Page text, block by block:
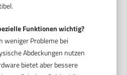
Funktionen wichtig?
weniger Probleme bei
Abdeckungen nutzen
bietet aber bessere